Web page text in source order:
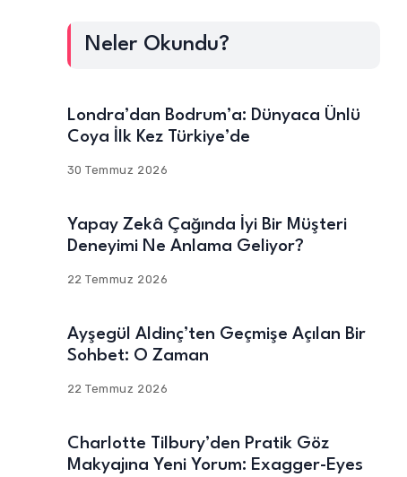
Neler Okundu?
Londra’dan Bodrum’a: Dünyaca Ünlü
Coya İlk Kez Türkiye’de
30 Temmuz 2026
Yapay Zekâ Çağında İyi Bir Müşteri
Deneyimi Ne Anlama Geliyor?
22 Temmuz 2026
Ayşegül Aldinç’ten Geçmişe Açılan Bir
Sohbet: O Zaman
22 Temmuz 2026
Charlotte Tilbury’den Pratik Göz
Makyajına Yeni Yorum: Exagger-Eyes